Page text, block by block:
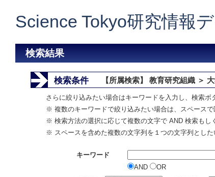
Science Tokyo研究情報
検索結果
検索条件 【所属検索】 教育研究組織 ＞
さらに絞り込みたい場合はキーワードを入力し、検索
※ 複数のキーワードで絞り込みたい場合は、スペースで
※ 検索方法の選択に応じて複数の文字で AND 検索もし
※ スペースを含めた複数の文字列を１つの文字列とし
キーワード
AND
OR